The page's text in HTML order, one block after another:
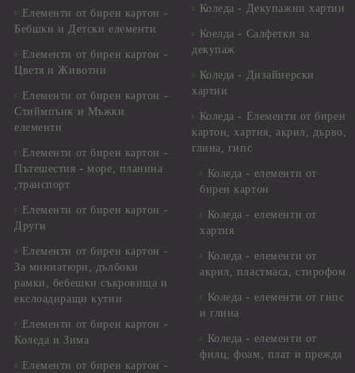
Елементи от бирен картон -
Бебшки и Детски елементи
Елементи от бирен картон -
Цветя и Животни
Елементи от бирен картон -
Стиймпънк и Мъжки
елементи
Елементи от бирен картон -
Пътешестия - море, планина
,транспорт
Елементи от бирен картон -
Други
Елементи от бирен картон -
За миниатюри, дълбоки
рамки, бебешки съкровища и
екслоадиращи кутии
Елементи от бирен картон -
Коледа и Зима
Елементи от бирен картон -
Коледа - Декупажни хартии
Коелда - Салфетки за
декупаж
Коледа - Дизайнерски
хартии
Коледа - Eлементи от бирен
картон, хартия, акрил, дърво,
глина, гипс
Коледа - елементи от
бирен картон
Коледа - елементи от
хартия
Коледа - елементи от
акрил, пластмаса, стирофом
Коледа - елементи от гипс
и глина
Коледа - елементи от
филц, фоам, плат и прежда